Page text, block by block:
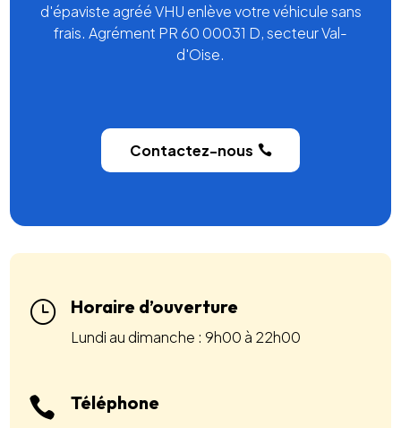
d'épaviste agréé VHU enlève votre véhicule sans
frais. Agrément PR 60 00031 D, secteur Val-
d'Oise.
Contactez-nous
} Horaire d’ouverture
Lundi au dimanche : 9h00 à 22h00
 Téléphone